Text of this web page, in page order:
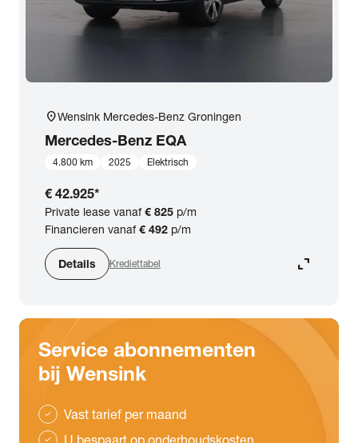
location_onWensink Mercedes-Benz Groningen
Mercedes-Benz EQA
4.800 km 2025 Elektrisch
€ 42.925*
Private lease vanaf€ 825 p/m
Financieren vanaf€ 492 p/m
Details Krediettabel expand_content
Service abonnementen
bij Wensink
check Vast tarief per maand
check U bespaart op onderhoudskosten